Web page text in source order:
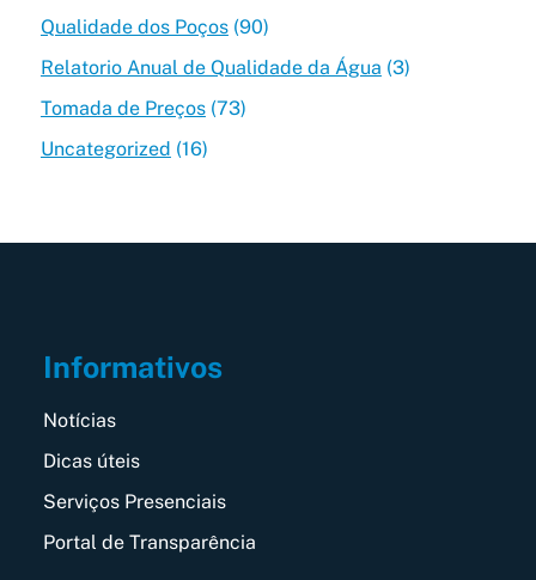
Qualidade dos Poços(90)
Relatorio Anual de Qualidade da Água (3)
Tomada de Preços(73)
Uncategorized (16)
Informativos
Notícias
Dicas úteis
Serviços Presenciais
Portal de Transparência